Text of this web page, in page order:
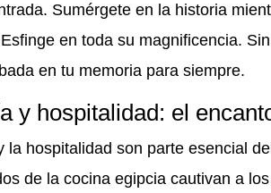
Sumérgete en la historia
en toda su magnificencia.
en tu memoria para siempre.
y hospitalidad: el
la hospitalidad son parte esencial
de la cocina egipcia cautivan a